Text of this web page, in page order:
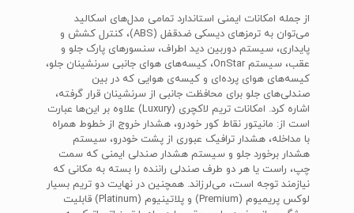
از جمله امکانات ایمنی استاندارد تمامی مدل‌های اسکالید
می‌توان به ترمزهای دیسکی ضدقفل (ABS)، کنترل کشش و
پایداری، سیستم دوربین دید اطراف، سنسورهای پارک جلو و
عقب، سیستم OnStar، کیسه‌های هوای جانبی سرنشینان جلو،
کیسه‌های هوای پرده‌ای و کیسه‌ی هوایی که در بین
صندلی‌های جلو برای محافظت جانبی از سرنشینان قرار گرفته،
اشاره کرد. امکانات تریم لاکچری (Luxury) علاوه بر این‌ها عبارت
است از: مانیتور نقاط کور خودرو، هشدار خروج از خطوط همراه
با مداخله، هشدار ترافیک عبوری از پشت خودرو، سیستم
هشدار برخورد جلو و سیستم هشدار صندلی ایمنی که سمت
چپ، راست یا هر دو طرف صندلی راننده را بسته به مکانی که
نیازمند توجه است، می‌لرزاند. همچنین در نهایت دو تریم بسیار
لوکس پریمیوم (Premium) و پلاتینیوم (Platinum) قابلیت